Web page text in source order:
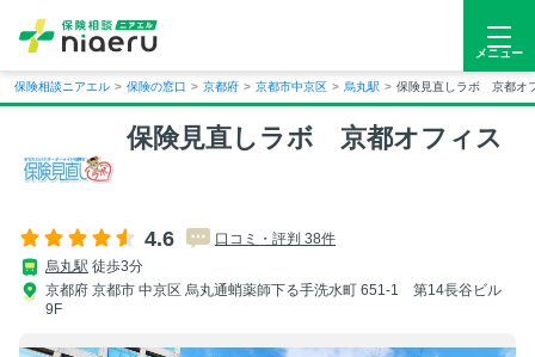
メニュー
保険相談ニアエル > 保険の窓口 > 京都府 > 京都市中京区 > 烏丸駅 > 保険見直しラボ 京都オ
保険見直しラボ 京都オフィス
4.6
口コミ・評判 38件
烏丸駅 徒歩3分
京都府 京都市 中京区 烏丸通蛸薬師下る手洗水町 651-1 第14長谷ビル
9F